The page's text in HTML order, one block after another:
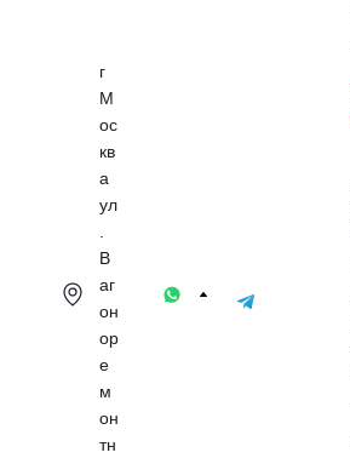
г
М
ос
кв
а
ул
В
аг
он
ор
е
м
он
тн